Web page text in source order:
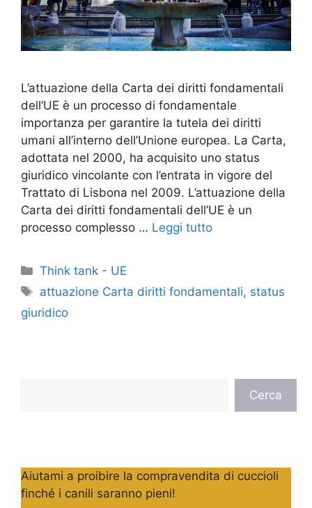
L’attuazione della Carta dei diritti fondamentali
dell’UE è un processo di fondamentale
importanza per garantire la tutela dei diritti
umani all’interno dell’Unione europea. La Carta,
adottata nel 2000, ha acquisito uno status
giuridico vincolante con l’entrata in vigore del
Trattato di Lisbona nel 2009. L’attuazione della
Carta dei diritti fondamentali dell’UE è un
processo complesso … Leggi tutto
Categorie
Think tank - UE
Tag
attuazione Carta diritti fondamentali, status
giuridico
Cerca
Aiutami a proibire la compravendita di cuccioli
finché i canili saranno pieni!